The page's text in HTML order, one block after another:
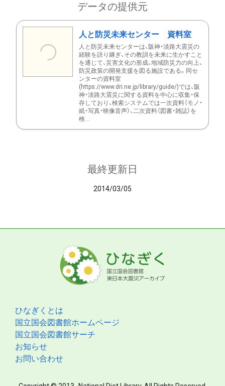
データの提供元
人と防災未来センター 資料室
人と防災未来センターは、阪神・淡路大震災の
経験を語り継ぎ、その教訓を未来に生かすこと
を通じて、災害文化の形成、地域防災力の向上、
防災政策の開発支援を図る施設である。同セ
ンターの資料室
(https://www.dri.ne.jp/library/guide/)では、阪
神・淡路大震災に関する資料を中心に収集・保
存しており、検索システムでは一次資料（モノ・
紙・写真・映像音声）、二次資料（図書・雑誌）を
検...
最終更新日
2014/03/05
ひなぎくとは
国立国会図書館ホームページ
国立国会図書館サーチ
お知らせ
お問い合わせ